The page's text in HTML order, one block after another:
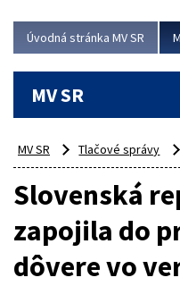
Úvodná stránka MV SR
MV SR
MV SR Tlačové správy
Slovenská
zapojila do
dôvere vo